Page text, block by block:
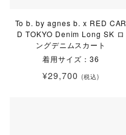
To b. by agnes b. x RED CAR
D TOKYO Denim Long SK ロ
ングデニムスカート
着用サイズ：36
¥29,700 (税込)